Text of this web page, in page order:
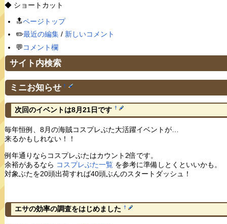
◆ ショートカット
🔝ページトップ
✏️最近の編集/ 新しいコメント
💬コメント欄
サイト内検索
ミニお知らせ †
次回のイベントは8月21日です †
毎年恒例、8月の海賊コスプレぶた大活躍イベントが…
来るかもしれない！！
例年通りならコスプレぶたはカウント2倍です。
余裕があるなら コスプレぶた一覧を参考に準備しとくといいかも。
対象ぶたを20頭出荷すれば40頭ぶんのスタートダッシュ！
エサの効率の調査をはじめました †